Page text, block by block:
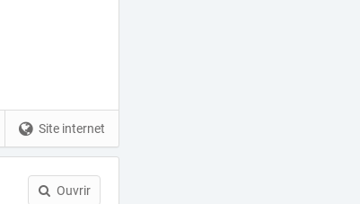
Site internet
Ouvrir